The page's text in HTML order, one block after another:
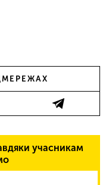
учасникам